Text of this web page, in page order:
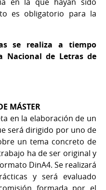
es obligatorio para la
se realiza a tiempo
Nacional de Letras de
MÁSTER
en la elaboración de un
será dirigido por uno de
un tema concreto de
ha de ser original y
DinA4. Se realizará
y será evaluado